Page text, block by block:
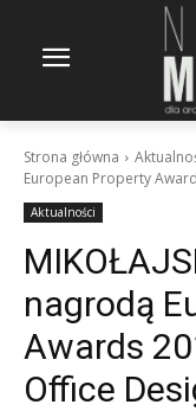
Strona główna
European Property
Aktualności
nagrodą
Awards
Office